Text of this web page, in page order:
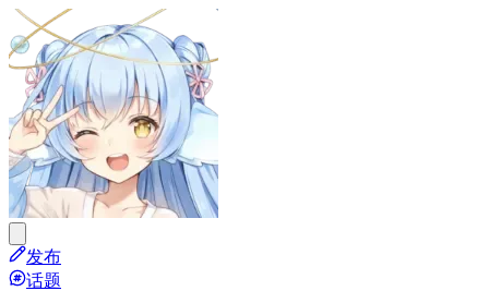
发布
话题